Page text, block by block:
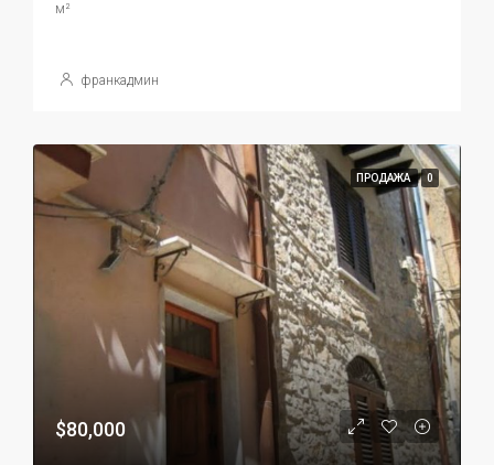
м²
франкадмин
ПРОДАЖА 0
$80,000